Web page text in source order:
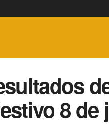
8 de